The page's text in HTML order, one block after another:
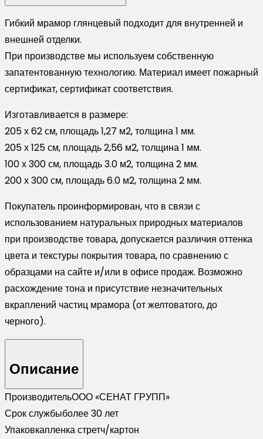
Гибкий мрамор глянцевый подходит для внутренней и
внешней отделки.
При производстве мы используем собственную
запатентованную технологию. Материал имеет пожарный
сертификат, сертификат соответствия.
Изготавливается в размере:
205 х 62 см, площадь 1,27 м2, толщина 1 мм.
205 х 125 см, площадь 2,56 м2, толщина 1 мм.
100 х 300 см, площадь 3.0 м2, толщина 2 мм.
200 х 300 см, площадь 6.0 м2, толщина 2 мм.
Покупатель проинформирован, что в связи с
использованием натуральных природных материалов
при производстве товара, допускается различия оттенка
цвета и текстуры покрытия товара, по сравнению с
образцами на сайте и/или в офисе продаж. Возможно
расхождение тона и присутствие незначительных
вкраплений частиц мрамора (от желтоватого, до
черного).
Описание
ПроизводительООО «СЕНАТ ГРУПП»
Срок службыболее 30 лет
Упаковкапленка стретч/картон